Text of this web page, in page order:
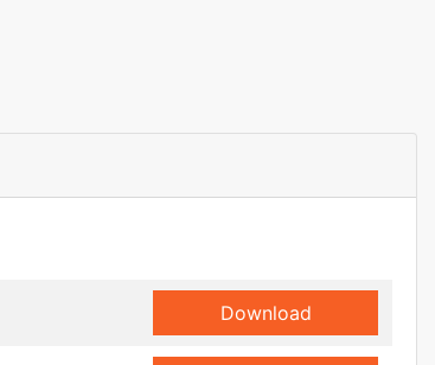
Download